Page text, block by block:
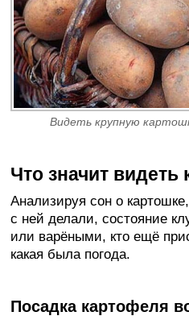
Видеть крупную
Что значит видеть
Анализируя сон о
с ней делали, состояние
или варёными, кто ещё
какая была погода.
Посадка картофеля